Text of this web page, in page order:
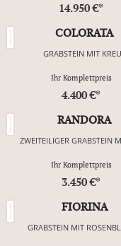
14.950 €*
COLORATA
GRABSTEIN MIT
Ihr Komplettpreis
4.400 €*
RANDORA
ZWEITEILIGER GRABSTEIN
Ihr Komplettpreis
3.450 €*
FIORINA
GRABSTEIN MIT